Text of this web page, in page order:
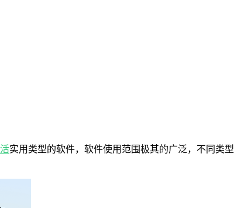
实用类型的软件，软件使用范围极其的广泛，不同类